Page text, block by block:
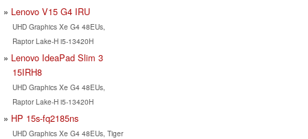
Lenovo V15 G4 IRU
UHD Graphics Xe G4 48EUs,
Raptor Lake-H i5-13420H
Lenovo IdeaPad Slim 3
15IRH8
UHD Graphics Xe G4 48EUs,
Raptor Lake-H i5-13420H
HP 15s-fq2185ns
UHD Graphics Xe G4 48EUs, Tiger